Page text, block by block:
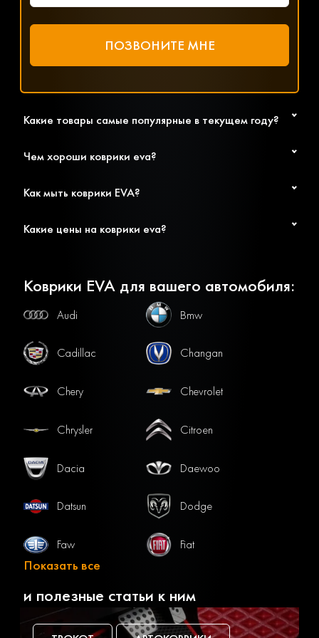
Какие товары самые популярные в текущем году?
Чем хороши коврики eva?
Как мыть коврики EVA?
Какие цены на коврики eva?
Коврики EVA для вашего автомобиля:
Audi Bmw
Cadillac Changan
Chery Chevrolet
Chrysler Citroen
Dacia Daewoo
Datsun Dodge
Faw Fiat
Geely Genesis
Показать все
и полезные статьи к ним